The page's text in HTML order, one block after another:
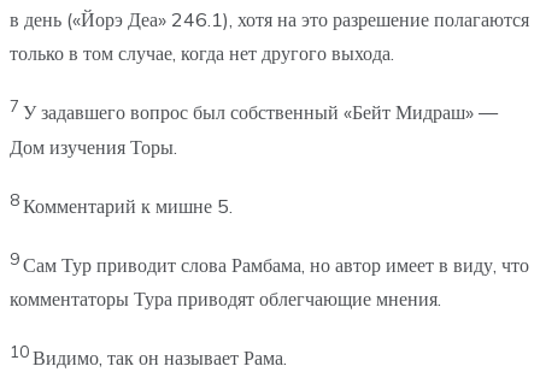
в день («Йорэ Деа» 246.1), хотя на это разрешение полагаются
только в том случае, когда нет другого выхода.
7 У задавшего вопрос был собственный «Бейт Мидраш» —
Дом изучения Торы.
8Комментарий к мишне 5.
9Сам Тур приводит слова Рамбама, но автор имеет в виду, что
комментаторы Тура приводят облегчающие мнения.
10Видимо, так он называет Рама.